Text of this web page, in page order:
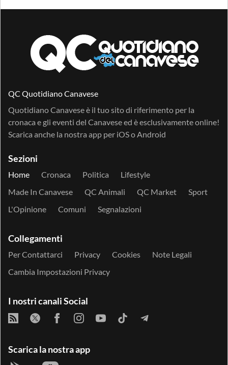
QC Quotidiano Canavese
Quotidiano Canavese è il tuo sito di riferimento per la
cronaca e gli eventi del Canavese ed è esclusivamente online!
Scarica anche la nostra app per iOSoAndroid
Sezioni
Home Cronaca Politica
Lifestyle
Made In Canavese
QC Animali QC Market
Sport
L'Opinione
Comuni Segnalazioni
Collegamenti
Per Contattarci Privacy Cookies
Note Legali
Cambia Impostazioni Privacy
I nostri canali Social
Scarica la nostra app